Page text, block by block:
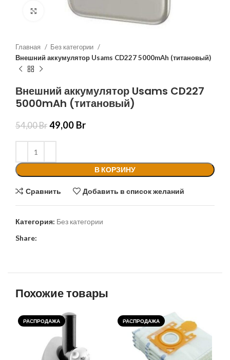
Нажмите, чтобы увеличить
Главная
Без категории
Внешний аккумулятор Usams CD227 5000mAh (титановый)
Внешний аккумулятор Usams CD227
5000mAh (титановый)
54,00Br 49,00 Br
В КОРЗИНУ
Сравнить Добавить в список желаний
Категория: Без категории
Share:
Похожие товары
РАСПРОДАЖА РАСПРОДАЖА